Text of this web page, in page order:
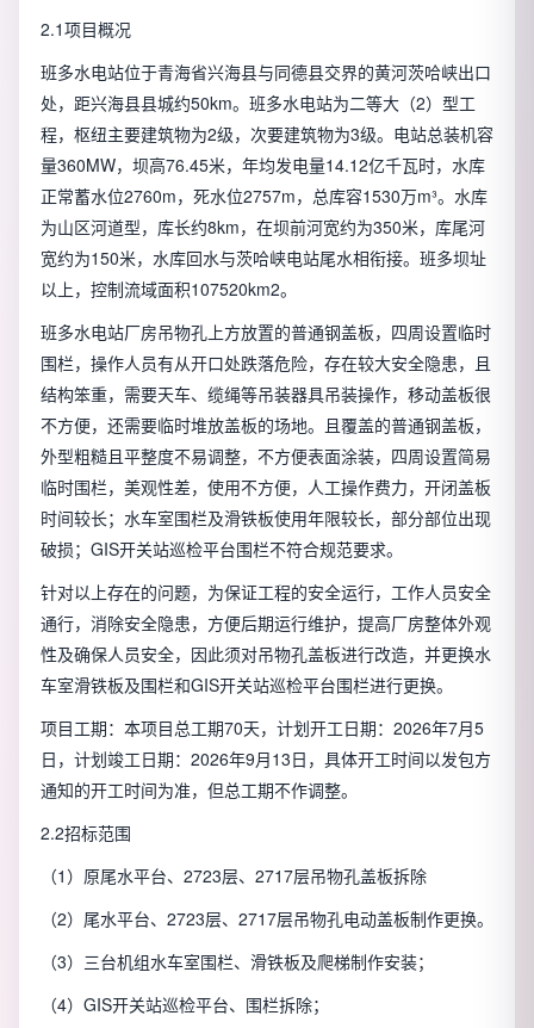
2.1项目概况
班多水电站位于青海省兴海县与同德县交界的黄河茨哈峡出口
处，距兴海县县城约50km。班多水电站为二等大（2）型工
程，枢纽主要建筑物为2级，次要建筑物为3级。电站总装机容
量360MW，坝高76.45米，年均发电量14.12亿千瓦时，水库
正常蓄水位2760m，死水位2757m，总库容1530万m³。水库
为山区河道型，库长约8km，在坝前河宽约为350米，库尾河
宽约为150米，水库回水与茨哈峡电站尾水相衔接。班多坝址
以上，控制流域面积107520km2。
班多水电站厂房吊物孔上方放置的普通钢盖板，四周设置临时
围栏，操作人员有从开口处跌落危险，存在较大安全隐患，且
结构笨重，需要天车、缆绳等吊装器具吊装操作，移动盖板很
不方便，还需要临时堆放盖板的场地。且覆盖的普通钢盖板，
外型粗糙且平整度不易调整，不方便表面涂装，四周设置简易
临时围栏，美观性差，使用不方便，人工操作费力，开闭盖板
时间较长；水车室围栏及滑铁板使用年限较长，部分部位出现
破损；GIS开关站巡检平台围栏不符合规范要求。
针对以上存在的问题，为保证工程的安全运行，工作人员安全
通行，消除安全隐患，方便后期运行维护，提高厂房整体外观
性及确保人员安全，因此须对吊物孔盖板进行改造，并更换水
车室滑铁板及围栏和GIS开关站巡检平台围栏进行更换。
项目工期：本项目总工期70天，计划开工日期：2026年7月5
日，计划竣工日期：2026年9月13日，具体开工时间以发包方
通知的开工时间为准，但总工期不作调整。
2.2招标范围
（1）原尾水平台、2723层、2717层吊物孔盖板拆除
（2）尾水平台、2723层、2717层吊物孔电动盖板制作更换。
（3）三台机组水车室围栏、滑铁板及爬梯制作安装；
（4）GIS开关站巡检平台、围栏拆除；